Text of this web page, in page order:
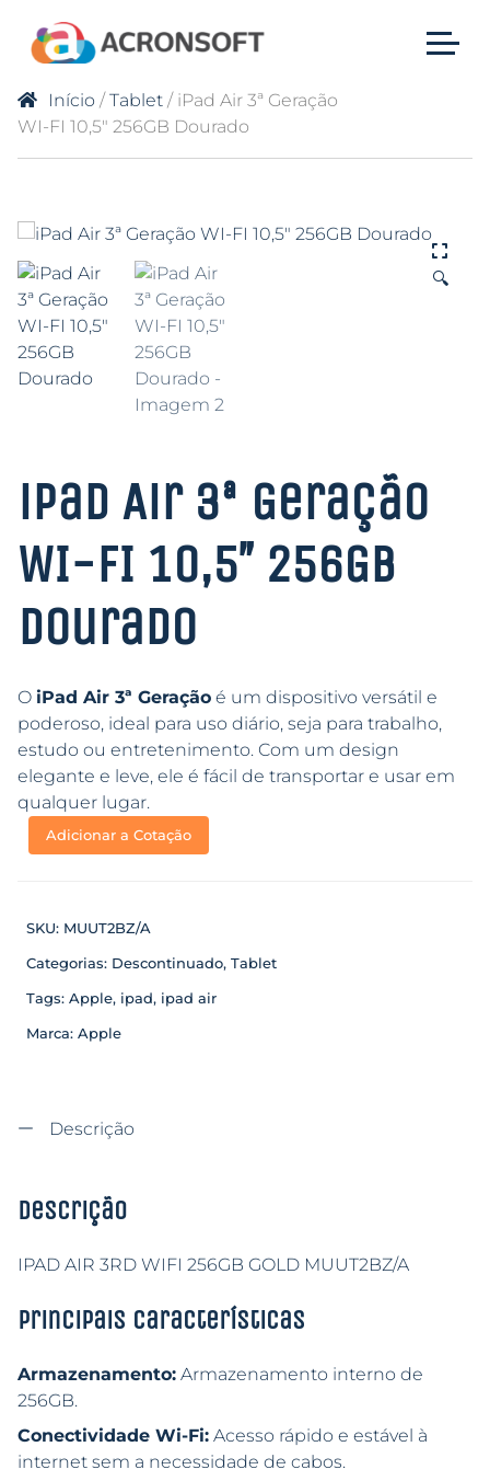
Início /Tablet / iPad Air 3ª Geração
WI-FI 10,5″ 256GB Dourado
🔍
iPad Air 3ª Geração
WI-FI 10,5″ 256GB
Dourado
O iPad Air 3ª Geração é um dispositivo versátil e
poderoso, ideal para uso diário, seja para trabalho,
estudo ou entretenimento. Com um design
elegante e leve, ele é fácil de transportar e usar em
qualquer lugar.
Adicionar a Cotação
SKU: MUUT2BZ/A
Categorias: Descontinuado, Tablet
Tags: Apple, ipad, ipad air
Marca: Apple
Descrição
Descrição
IPAD AIR 3RD WIFI 256GB GOLD MUUT2BZ/A
Principais características
Armazenamento: Armazenamento interno de
256GB.
Conectividade Wi-Fi: Acesso rápido e estável à
internet sem a necessidade de cabos.